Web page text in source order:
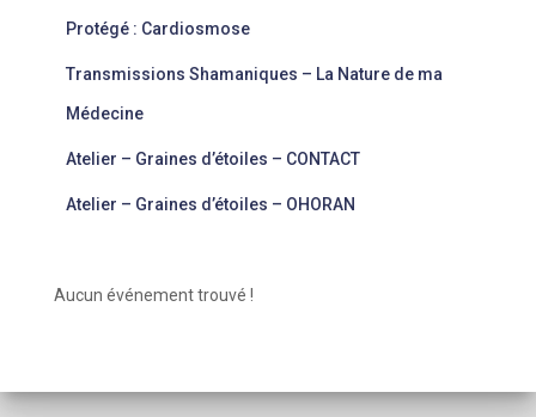
Protégé : Cardiosmose
Transmissions Shamaniques – La Nature de ma
Médecine
Atelier – Graines d’étoiles – CONTACT
Atelier – Graines d’étoiles – OHORAN
Aucun événement trouvé !